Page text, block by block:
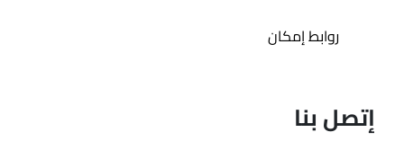
روابط إمكان
إتصل بنا